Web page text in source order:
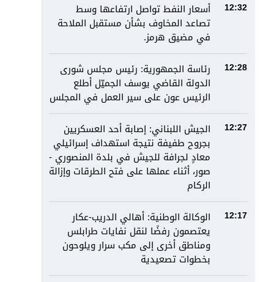
12:32
أسعار النفط تواصل ارتفاعها وسط
تصاعد المخاوف بشأن مستقبل الملاحة
في مضيق هرمز.
12:28
رئاسة الجمهورية: رئيس مجلس شورى
الدولة القاضي يوسف الجميّل أطلع
الرئيس عون على سير العمل في المجلس
12:27
الجيش اللبناني: إصابة أحد العسكريين
بجروح طفيفة نتيجة استهداف إسرائيلي
معادٍ لجرافة للجيش في بلدة المنصوري -
صور، أثناء عملها على فتح الطرقات وإزالة
الركام
12:17
الوكالة الوطنية: أهالي الدريب-عكار
يعتصمون رفضًا لنقل نفايات طرابلس
ومناطق أخرى إلى مكب سرار ويلوحون
بخطوات تصعيدية